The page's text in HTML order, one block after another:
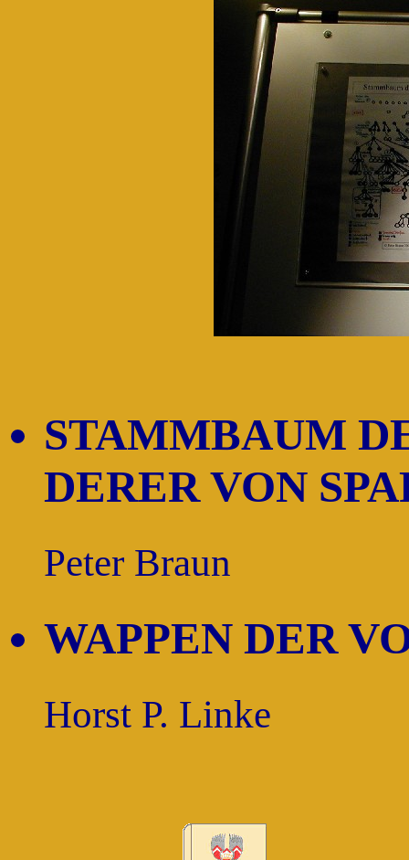
STAMMBAUM
DERER VON
Peter Braun
WAPPEN DER
Horst P. Linke